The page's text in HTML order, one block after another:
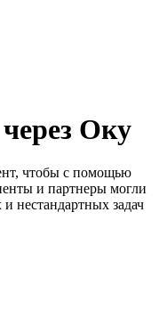
Оку
чтобы с помощью
и партнеры могли
нестандартных задач